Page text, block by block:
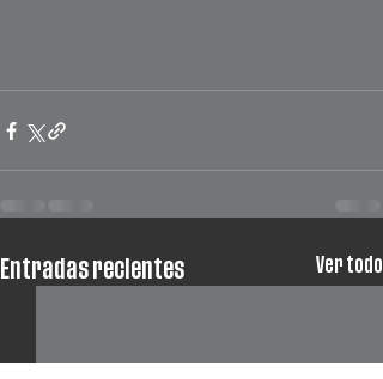
Entradas recientes Ver todo